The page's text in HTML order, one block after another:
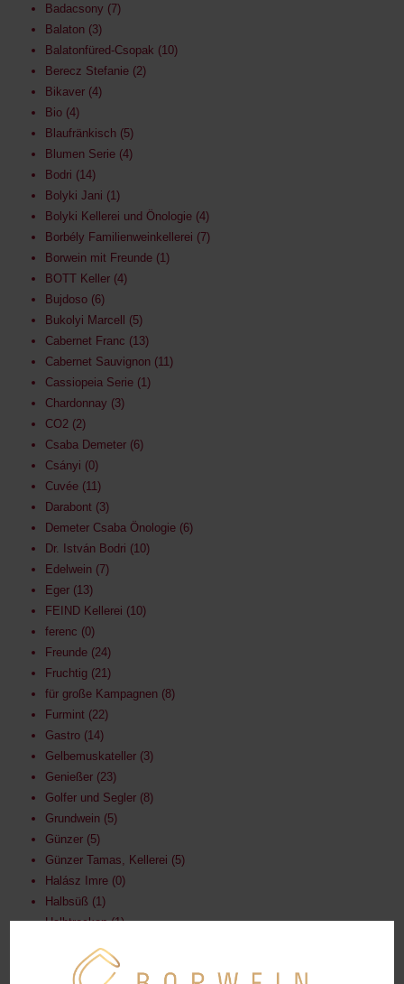
Badacsony 7
Balaton 3
Balatonfüred-Csopak 10
Berecz Stefanie 2
Bikaver 4
Bio 4
Blaufränkisch 5
Blumen Serie 4
Bodri 14
Bolyki Jani 1
Bolyki Kellerei und Önologie 4
Borbély Familienweinkellerei 7
Borwein mit Freunde 1
BOTT Keller 4
Bujdoso 6
Bukolyi Marcell 5
Cabernet Franc 13
Cabernet Sauvignon 11
Cassiopeia Serie 1
Chardonnay 3
CO2 2
Csaba Demeter 6
Csányi 0
Cuvée 11
Darabont 3
Demeter Csaba Önologie 6
Dr. István Bodri 10
Edelwein 7
Eger 13
FEIND Kellerei 10
ferenc 0
Freunde 24
Fruchtig 21
für große Kampagnen 8
Furmint 22
Gastro 14
Gelbemuskateller 3
Genießer 23
Golfer und Segler 8
Grundwein 5
Günzer 5
Günzer Tamas, Kellerei 5
Halász Imre 0
Halbsüß 1
Halbtrocken 1
Hárslevelü
6